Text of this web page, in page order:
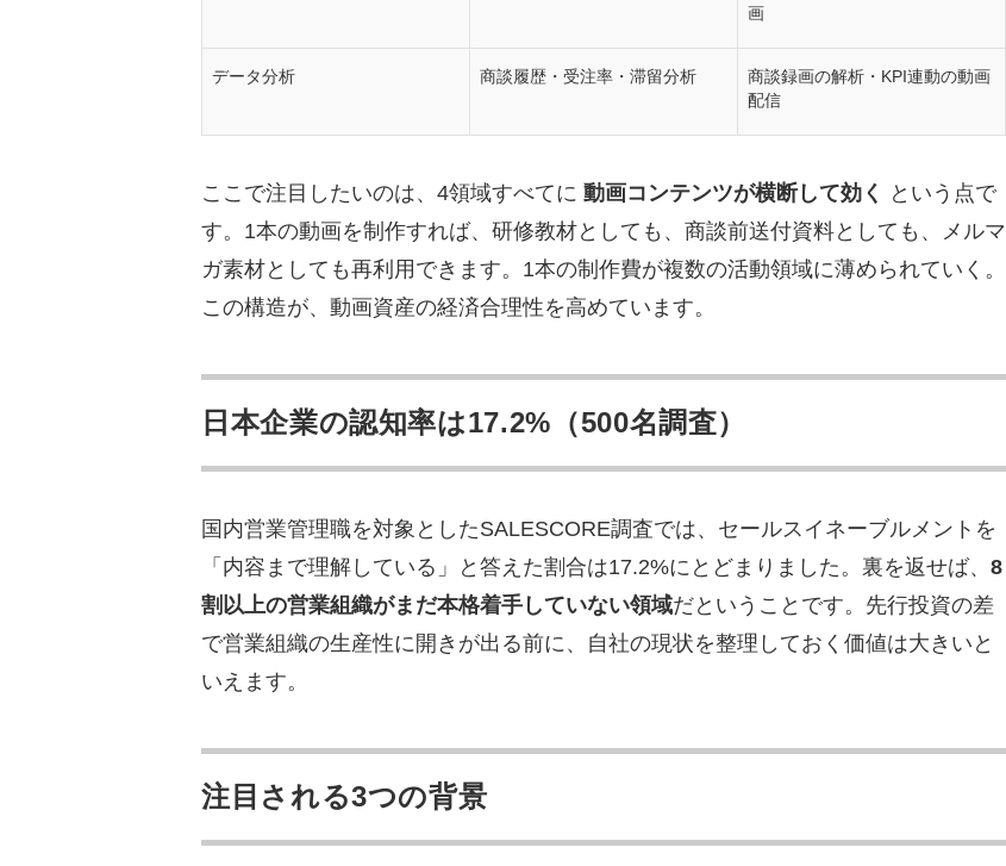
画
データ分析 商談履歴・受注率・滞留分析
商談録画の解析・KPI連動の動画
配信
ここで注目したいのは、4領域すべてに 動画コンテンツが横断して効く
という点で
す。1本の動画を制作すれば、研修教材としても、商談前送付資料としても、メルマ
ガ素材としても再利用できます。1本の制作費が複数の活動領域に薄められていく。
この構造が、動画資産の経済合理性を高めています。
日本企業の認知率は17.2%（500名調査）
国内営業管理職を対象としたSALESCORE調査では、セールスイネーブルメントを
「内容まで理解している」と答えた割合は17.2%にとどまりました。裏を返せば、 8
割以上の営業組織がまだ本格着手していない領域だということです。先行投資の差
で営業組織の生産性に開きが出る前に、自社の現状を整理しておく価値は大きいと
いえます。
注目される3つの背景